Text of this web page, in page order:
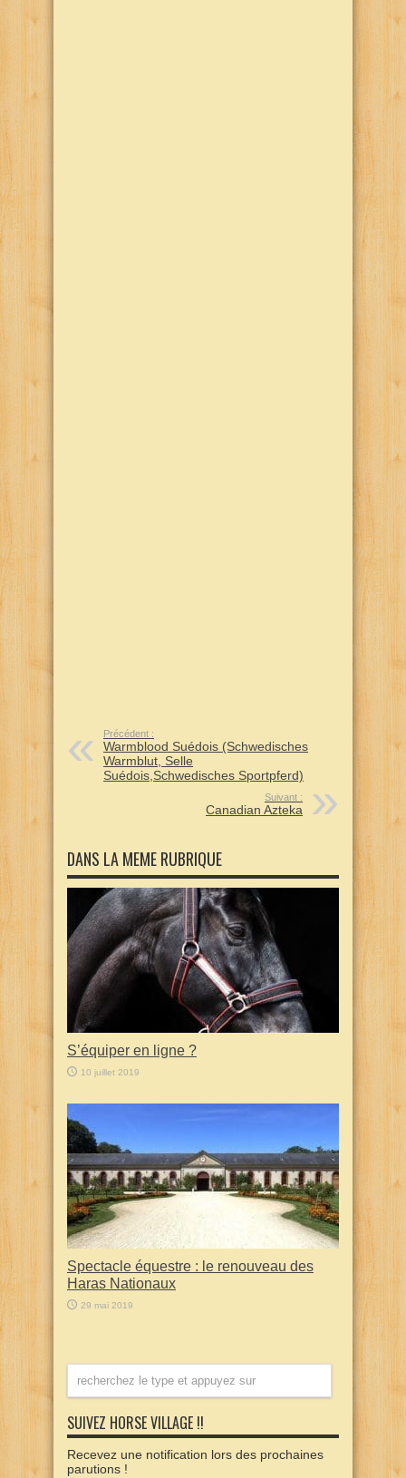
Précédent :
Warmblood Suédois (Schwedisches
Warmblut, Selle
Suédois,Schwedisches Sportpferd)
Suivant :
Canadian Azteka
DANS LA MEME RUBRIQUE
S’équiper en ligne ?
10 juillet 2019
Spectacle équestre : le renouveau des
Haras Nationaux
29 mai 2019
SUIVEZ HORSE VILLAGE !!
Recevez une notification lors des prochaines
parutions !